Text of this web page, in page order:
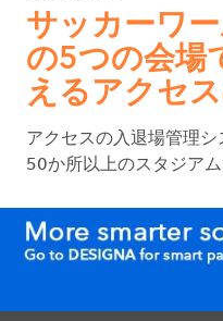
サッカーワ
の5つの会場
えるアクセ
アクセスの入退場管理
50か所以上のスタジア